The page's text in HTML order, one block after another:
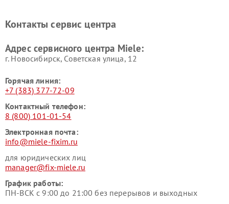
Miele
Miele
пылесосов Miele
Контакты сервис центра
Адрес сервисного центра Miele:
г. Новосибирск, Советская улица, 12
Горячая линия:
+7 (383) 377-72-09
Контактный телефон:
8 (800) 101-01-54
Электронная почта:
info@miele-fixim.ru
для юридических лиц
manager@fix-miele.ru
График работы:
ПН-ВСК с 9:00 до 21:00 без перерывов и выходных